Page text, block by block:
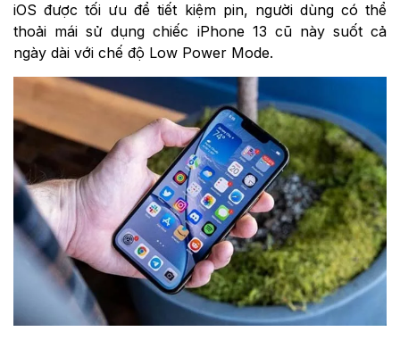
iOS được tối ưu để tiết kiệm pin, người dùng có thể
thoải mái sử dụng chiếc iPhone 13 cũ này suốt cả
ngày dài với chế độ Low Power Mode.